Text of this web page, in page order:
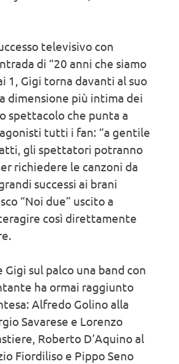
televisivo con
di “20 anni che siamo
1, Gigi torna davanti al suo
dimensione più intima dei
spettacolo che punta a
tutti i fan: “a gentile
gli spettatori potranno
richiedere le canzoni da
successi ai brani
“Noi due” uscito a
così direttamente
sul palco una band con
ha ormai raggiunto
Alfredo Golino alla
Savarese e Lorenzo
Roberto D’Aquino al
Fiordiliso e Pippo Seno